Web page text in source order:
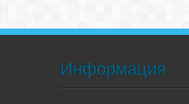
Информация